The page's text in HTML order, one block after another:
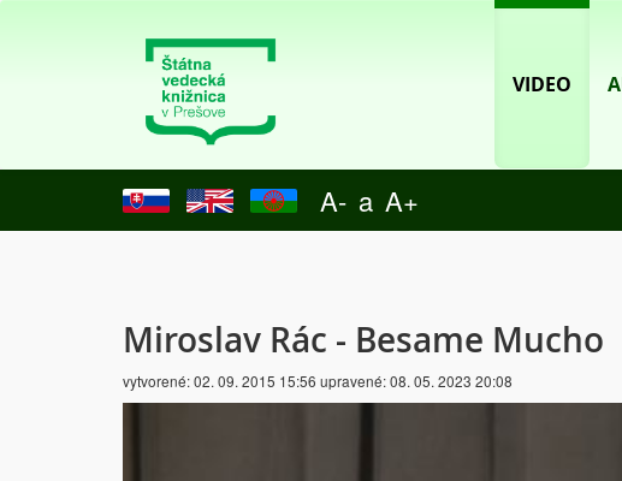
VIDEO
A- a A+
Miroslav Rác - Besame Mucho
vytvorené:02. 09. 2015 15:56 upravené:08. 05. 2023 20:08